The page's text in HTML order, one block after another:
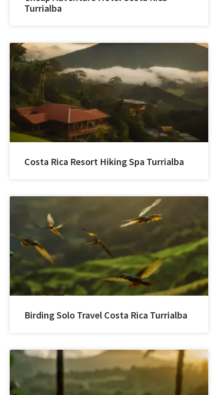
Turrialba
Costa Rica Resort Hiking Spa Turrialba
Birding Solo Travel Costa Rica Turrialba